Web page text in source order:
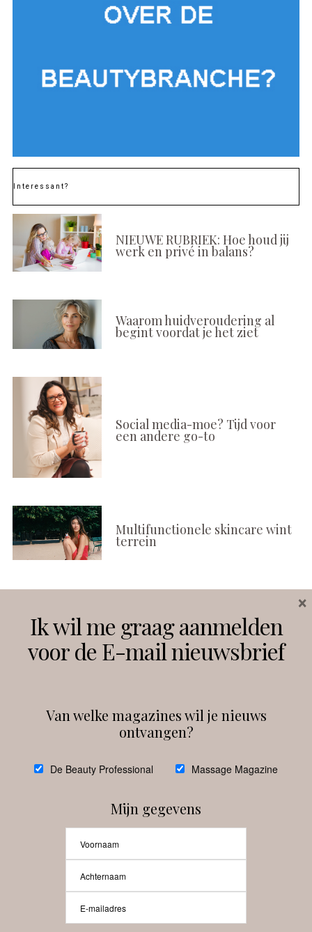
Interessant?
NIEUWE RUBRIEK: Hoe houd jij
werk en privé in balans?
Waarom huidveroudering al
begint voordat je het ziet
Social media-moe? Tijd voor
een andere go-to
Multifunctionele skincare wint
terrein
Instagram Facebook
debeautyprofessional
Beauty-Pro.nl
Ik wil me graag aanmelden
voor de E-mail nieuwsbrief
Van welke magazines wil je nieuws
ontvangen?
De Beauty Professional Massage Magazine
Mijn gegevens
×